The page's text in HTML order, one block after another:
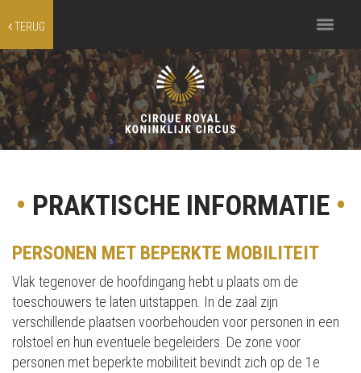
TERUG
Toggle
navigation
• PRAKTISCHE INFORMATIE •
PERSONEN MET BEPERKTE MOBILITEIT
Vlak tegenover de hoofdingang hebt u plaats om de
toeschouwers te laten uitstappen. In de zaal zijn
verschillende plaatsen voorbehouden voor personen in een
rolstoel en hun eventuele begeleiders. De zone voor
personen met beperkte mobiliteit bevindt zich op de 1e